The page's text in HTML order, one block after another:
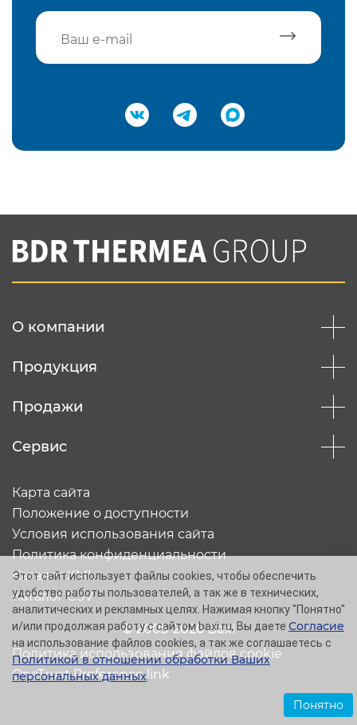
Подтвердить e-mail
Вы соглашаетесь с нашей политикой
конфеденциальности
О компании
Продукция
Продажи
Сервис
© 2005-2026 Baxi
Карта сайта
Положение о доступности
Условия использования сайта
Политика конфиденциальности
Каталог XML
Каталог CSV
Политика использования файлов cookie
OneTrust Preference link
Этот сайт использует файлы cookies, чтобы обеспечить
удобство работы пользователей, а так же в технических,
аналитических и рекламных целях. Нажимая кнопку "Понятно"
и/или продолжая работу с сайтом baxi.ru, Вы даете Согласие
на использование файлов cookies, а так же соглашаетесь с
Политикой в отношении обработки Ваших
персональных данных.
Понятно